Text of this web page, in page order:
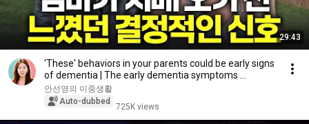
29:43
'These' behaviors in your parents could be early signs
of dementia | The early dementia symptoms ...
안선영의 이중생활
Auto-dubbed
725K views